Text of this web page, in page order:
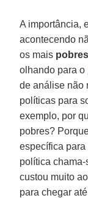
A importância,
acontecendo
os mais pobres
olhando para o
de análise não
políticas para
exemplo, por
pobres?
específica
política chama-
custou muito
para chegar